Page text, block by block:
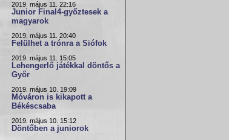
2019. május 11. 22:16
Junior Final4-győztesek a
magyarok
2019. május 11. 20:40
Felülhet a trónra a Siófok
2019. május 11. 15:05
Lehengerlő játékkal döntős a
Győr
2019. május 10. 19:09
Móváron is kikapott a
Békéscsaba
2019. május 10. 15:12
Döntőben a juniorok